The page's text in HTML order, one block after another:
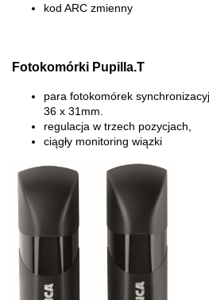
kod ARC zmienny
Fotokomórki Pupilla.T
para fotokomórek
36 x 31mm.
regulacja w trzech pozycjach,
ciągły monitoring wiązki